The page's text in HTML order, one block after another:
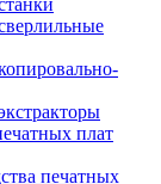
плат
печатных